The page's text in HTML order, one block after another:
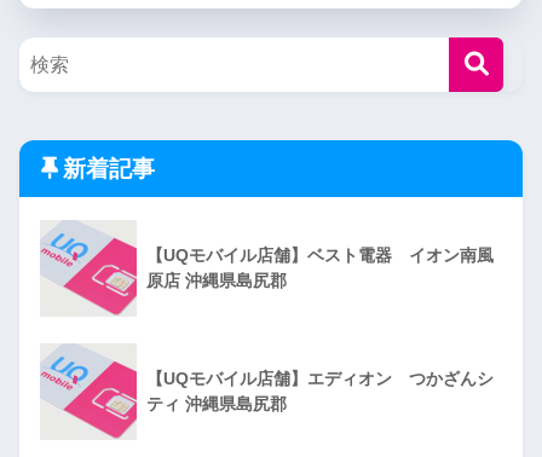
新着記事
【UQモバイル店舗】ベスト電器 イオン南風
原店 沖縄県島尻郡
【UQモバイル店舗】エディオン つかざんシ
ティ 沖縄県島尻郡